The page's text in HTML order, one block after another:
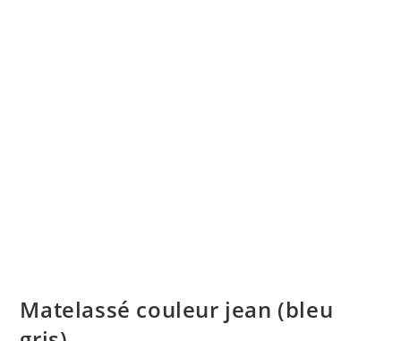
Matelassé couleur jean (bleu